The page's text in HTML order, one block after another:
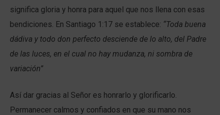
significa gloria y honra para aquel que nos llena con esas
bendiciones. En Santiago 1:17 se establece: “Toda buena
dádiva y todo don perfecto desciende de lo alto, del Padre
de las luces, en el cual no hay mudanza, ni sombra de
variación”
Así dar gracias al Señor es honrarlo y glorificarlo.
Permanecer calmos y confiados en que su mano nos